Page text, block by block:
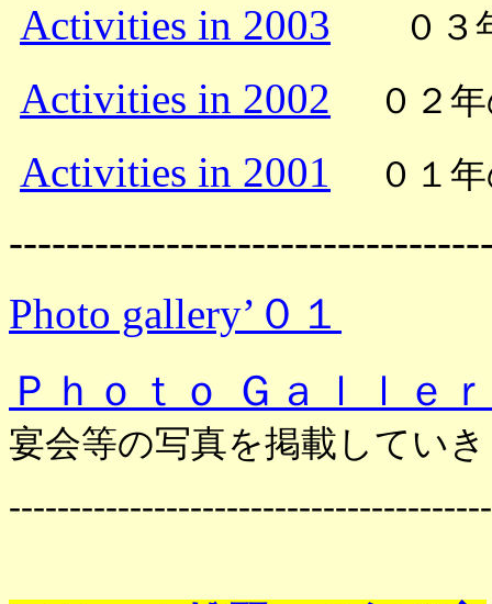
Activities in 2003 ０３
Activities in 2002 ０２
Activities in 2001 ０１
Photo gallery’０１
Ｐｈｏｔｏ Ｇａｌｌｅ
宴会等の写真を掲載してい